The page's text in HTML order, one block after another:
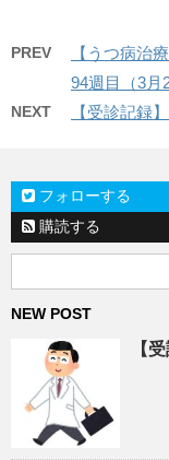
PREV
【うつ病治
94週目（3月
NEXT 【受診記録
フォローする
購読する
NEW POST
【